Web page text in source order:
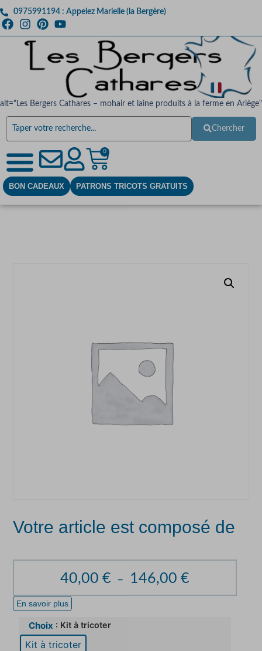
0975991194 : Appelez Marielle (la Bergère)
alt="Les Bergers Cathares – mohair et laine produits à la ferme en Ariège"
Chercher
0
BON CADEAUX PATRONS TRICOTS GRATUITS
Votre article est composé de
40,00€ – 146,00€
En savoir plus
Choix : Kit à tricoter
Kit à tricoter